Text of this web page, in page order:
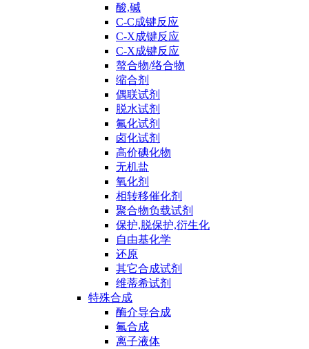
酸,碱
C-C成键反应
C-X成键反应
C-X成键反应
螯合物/络合物
缩合剂
偶联试剂
脱水试剂
氟化试剂
卤化试剂
高价碘化物
无机盐
氧化剂
相转移催化剂
聚合物负载试剂
保护,脱保护,衍生化
自由基化学
还原
其它合成试剂
维蒂希试剂
特殊合成
酶介导合成
氟合成
离子液体